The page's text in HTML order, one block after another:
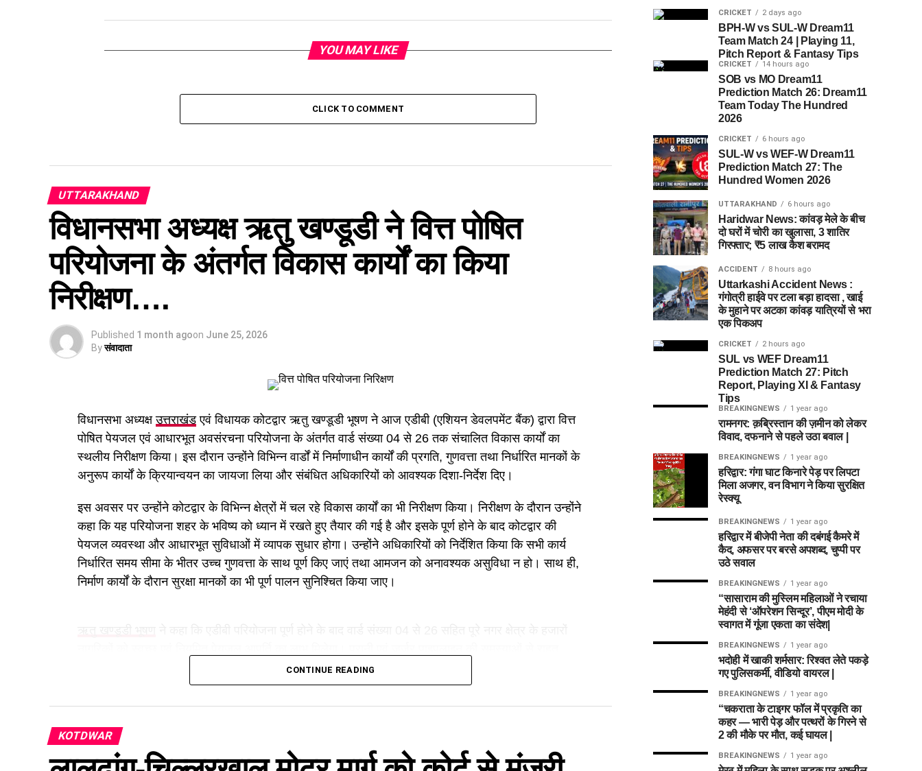
YOU MAY LIKE
CLICK TO COMMENT
UTTARAKHAND
विधानसभा अध्यक्ष ऋतु खण्डूडी ने वित्त पोषित
परियोजना के अंतर्गत विकास कार्यों का किया
निरीक्षण….
Published 1 month agoon June 25, 2026
Byसंवादाता
विधानसभा अध्यक्षउत्तराखंडएवं विधायक कोटद्वार ऋतु खण्डूडी भूषण ने आज एडीबी (एशियन डेवलपमेंट बैंक) द्वारा वित्त
पोषित पेयजल एवं आधारभूत अवसंरचना परियोजना के अंतर्गत वार्ड संख्या 04 से 26 तक संचालित विकास कार्यों का
स्थलीय निरीक्षण किया। इस दौरान उन्होंने विभिन्न वार्डों में निर्माणाधीन कार्यों की प्रगति, गुणवत्ता तथा निर्धारित मानकों के
अनुरूप कार्यों के क्रियान्वयन का जायजा लिया और संबंधित अधिकारियों को आवश्यक दिशा-निर्देश दिए।
इस अवसर पर उन्होंने कोटद्वार के विभिन्न क्षेत्रों में चल रहे विकास कार्यों का भी निरीक्षण किया। निरीक्षण के दौरान उन्होंने
कहा कि यह परियोजना शहर के भविष्य को ध्यान में रखते हुए तैयार की गई है और इसके पूर्ण होने के बाद कोटद्वार की
पेयजल व्यवस्था और आधारभूत सुविधाओं में व्यापक सुधार होगा। उन्होंने अधिकारियों को निर्देशित किया कि सभी कार्य
निर्धारित समय सीमा के भीतर उच्च गुणवत्ता के साथ पूर्ण किए जाएं तथा आमजन को अनावश्यक असुविधा न हो। साथ ही,
निर्माण कार्यों के दौरान सुरक्षा मानकों का भी पूर्ण पालन सुनिश्चित किया जाए।
मिलेगी, जल आपूर्ति अधिक सुचारु होगी, पानी की बर्बादी कम होगी तथा भविष्य की बढ़ती आबादी की आवश्यकताओं को
ध्यान में रखते हुए मजबूत पेयजल व्यवस्था विकसित होगी। उन्होंने कहा कि यह परियोजना कोटद्वार के समग्र एवं
दीर्घकालिक विकास की दिशा में एक महत्वपूर्ण कदम है।
उन्होंने अधिकारियों से कहा कि कार्यों में गुणवत्ता, पारदर्शिता एवं जवाबदेही सर्वोच्च प्राथमिकता होनी चाहिए तथा किसी भी
प्रकार की लापरवाही या अनियमितता बर्दाश्त नहीं की जाएगी। जनता की अपेक्षाओं के अनुरूप समयबद्ध तरीके से कार्य पूर्ण
CONTINUE READING
KOTDWAR
CRICKET 2 days ago
BPH-W vs SUL-W Dream11
Team Match 24 | Playing 11,
Pitch Report & Fantasy Tips
CRICKET 14 hours ago
SOB vs MO Dream11
Prediction Match 26: Dream11
Team Today The Hundred
2026
CRICKET 6 hours ago
SUL-W vs WEF-W Dream11
Prediction Match 27: The
Hundred Women 2026
UTTARAKHAND 6 hours ago
Haridwar News: कांवड़ मेले के बीच
दो घरों में चोरी का खुलासा, 3 शातिर
गिरफ्तार; ₹5 लाख कैश बरामद
ACCIDENT 8 hours ago
Uttarkashi Accident News :
गंगोत्री हाईवे पर टला बड़ा हादसा , खाई
के मुहाने पर अटका कांवड़ यात्रियों से भरा
एक पिकअप
CRICKET 2 hours ago
SUL vs WEF Dream11
Prediction Match 27: Pitch
Report, Playing XI & Fantasy
Tips
BREAKINGNEWS 1 year ago
रामनगर: क़ब्रिस्तान की ज़मीन को लेकर
विवाद, दफनाने से पहले उठा बवाल |
BREAKINGNEWS 1 year ago
हरिद्वार: गंगा घाट किनारे पेड़ पर लिपटा
मिला अजगर, वन विभाग ने किया सुरक्षित
रेस्क्यू
BREAKINGNEWS 1 year ago
हरिद्वार में बीजेपी नेता की दबंगई कैमरे में
कैद, अफसर पर बरसे अपशब्द, चुप्पी पर
उठे सवाल
BREAKINGNEWS 1 year ago
“सासाराम की मुस्लिम महिलाओं ने रचाया
मेहंदी से ‘ऑपरेशन सिन्दूर’, पीएम मोदी के
स्वागत में गूंजा एकता का संदेश|
BREAKINGNEWS 1 year ago
भदोही में खाकी शर्मसार: रिश्वत लेते पकड़े
गए पुलिसकर्मी, वीडियो वायरल |
BREAKINGNEWS 1 year ago
“चकराता के टाइगर फॉल में प्रकृति का
कहर — भारी पेड़ और पत्थरों के गिरने से
2 की मौके पर मौत, कई घायल |
BREAKINGNEWS 1 year ago